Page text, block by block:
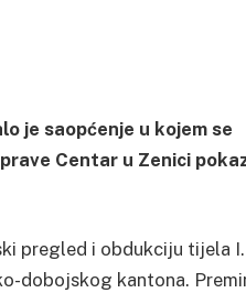
je saopćenje u kojem se
Centar u Zenici
pregled i obdukciju tijela
dobojskog kantona.